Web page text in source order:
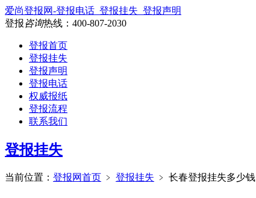
爱尚登报网-登报电话_登报挂失_登报声明
登报咨询热线： 400-807-2030
登报首页
登报挂失
登报声明
登报电话
权威报纸
登报流程
联系我们
登报挂失
当前位置： 登报网首页 ﹥ 登报挂失 ﹥ 长春登报挂失多少钱